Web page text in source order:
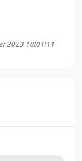
2023 18:01:11